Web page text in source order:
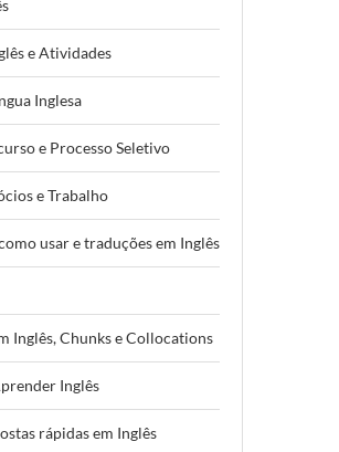
e Atividades
Inglesa
e Processo Seletivo
e Trabalho
usar e traduções em Inglês
Inglês, Chunks e Collocations
Inglês
rápidas em Inglês